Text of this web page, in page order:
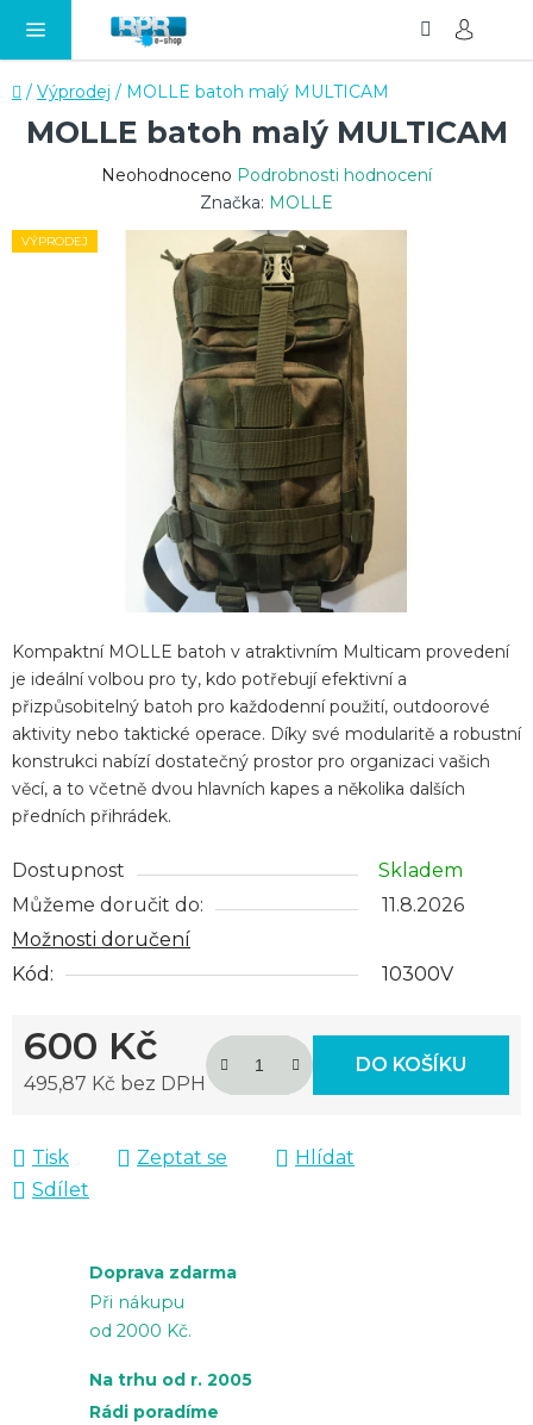
Domů
/ Výprodej / MOLLE batoh malý MULTICAM
Kompaktní MOLLE batoh v atraktivním Multicam provedení
je ideální volbou pro ty, kdo potřebují efektivní a
přizpůsobitelný batoh pro každodenní použití, outdoorové
aktivity nebo taktické operace. Díky své modularitě a robustní
konstrukci nabízí dostatečný prostor pro organizaci vašich
věcí, a to včetně dvou hlavních kapes a několika dalších
předních přihrádek.
Dostupnost
Skladem
Můžeme doručit do:
11.8.2026
Možnosti doručení
Kód:
10300V
600 Kč
495,87 Kč bez DPH
DO KOŠÍKU
Tisk Zeptat se
Hlídat
Sdílet
MOLLE batoh malý MULTICAM
Průměrné
produktu
hvězdiček.
Neohodnoceno Podrobnosti hodnocení
Značka: MOLLE
VÝPRODEJ
Doprava zdarma
Při nákupu
od 2000 Kč.
Na trhu od r. 2005
Rádi poradíme